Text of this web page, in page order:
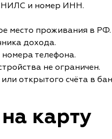
и номер ИНН.
место проживания в РФ.
дохода.
телефона.
не ограничен.
открытого счёта в
карту